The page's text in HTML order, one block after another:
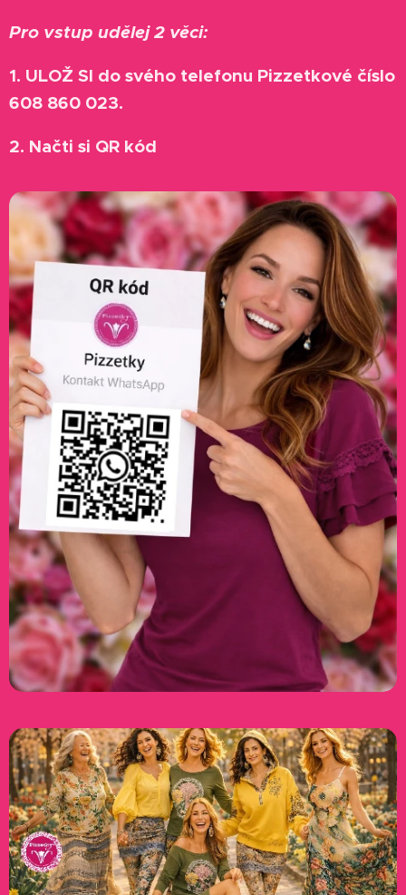
Pro vstup udělej 2 věci:
1. ULOŽ SI do svého telefonu Pizzetkové číslo
608 860 023.
2. Načti si QR kód